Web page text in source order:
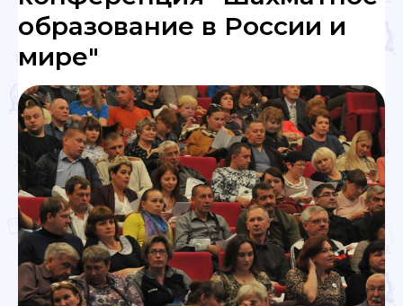
образование в России и
мире"